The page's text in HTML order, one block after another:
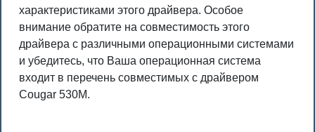
характеристиками этого драйвера. Особое
внимание обратите на совместимость этого
драйвера с различными операционными системами
и убедитесь, что Ваша операционная система
входит в перечень совместимых с драйвером
Cougar 530M.